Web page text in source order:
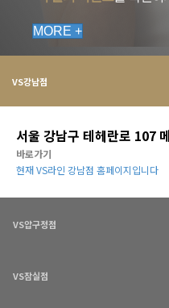
MORE +
VS강남점
서울 강남구 테헤란로 107
바로가기
현재 VS라인 강남점 홈페이지입니다
VS압구정점
VS잠실점